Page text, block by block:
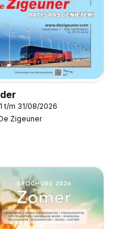
t/m 31/08/2026
Zigeuner